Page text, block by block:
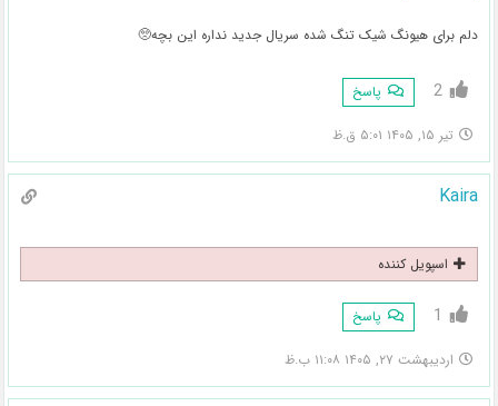
دلم برای هیونگ شیک تنگ شده سریال جدید نداره این بچه🥺
2 پاسخ
تیر ۱۵, ۱۴۰۵ ۵:۰۱ ق.ظ
Kaira
اسپویل کننده
1 پاسخ
اردیبهشت ۲۷, ۱۴۰۵ ۱۱:۰۸ ب.ظ